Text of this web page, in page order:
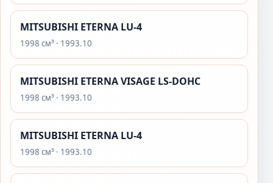
MITSUBISHI ETERNA LU-4
1998 см³ · 1993.10
MITSUBISHI ETERNA VISAGE LS-DOHC
1998 см³ · 1993.10
MITSUBISHI ETERNA LU-4
1998 см³ · 1993.10